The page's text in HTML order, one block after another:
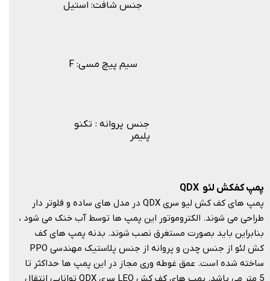
پمپ کفکش لئو
پمپ های کف کش لیو سری QDX در مدل های ساده و فلوتر دار
طراحی می شوند. الکتروموتور این پمپ ها توسط آب خنک می شود ،
بنابراین باید بصورت مستغرق نصب شوند. بدنه پمپ های کف
کش لئو از جنس چدن و پروانه از جنس پلاستیک مهندسی PPO
ساخته شده است. عمق غوطه وری مجاز در این پمپ ها حداکثر تا
جنس شافت: استیل
F :سیم پیچ مسی
جنس پروانه : تکنو
پلیمر